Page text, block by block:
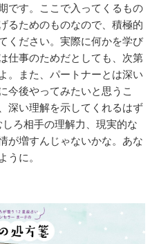
です。ここで入ってくるもの
るためのものなので、積極的
ください。実際に何かを学び
仕事のためだとしても、次第
。また、パートナーとは深い
今後やってみたいと思うこ
深い理解を示してくれるはず
ろ相手の理解力、現実的な
が増すんじゃないかな。あな
うに。